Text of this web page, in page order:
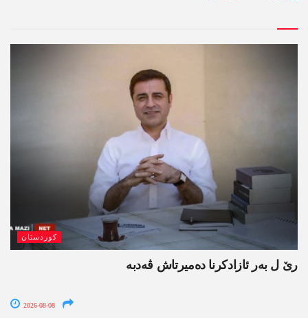
کوردستان
رێ ل بەر ئازادکرنا دەمیرتاش ڤەدبە
2026-08-08